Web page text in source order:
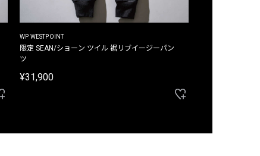
WP WESTPOINT
限定 SEAN/ショーン ツイル 裾リブイージーパン
ツ
¥31,900